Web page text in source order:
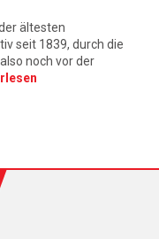
ältesten
seit 1839, durch die
noch vor der